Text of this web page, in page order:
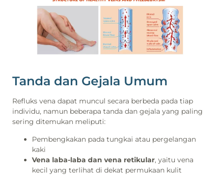
Tanda dan Gejala Umum
Refluks vena dapat muncul secara berbeda pada tiap
individu, namun beberapa tanda dan gejala yang paling
sering ditemukan meliputi:
Pembengkakan pada tungkai atau pergelangan
kaki
Vena laba-laba dan vena retikular, yaitu vena
kecil yang terlihat di dekat permukaan kulit